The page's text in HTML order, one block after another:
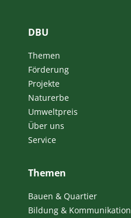
DBU
Themen
Förderung
Projekte
Naturerbe
Umweltpreis
Über uns
Service
Themen
Bauen & Quartier
Bildung & Kommunikation